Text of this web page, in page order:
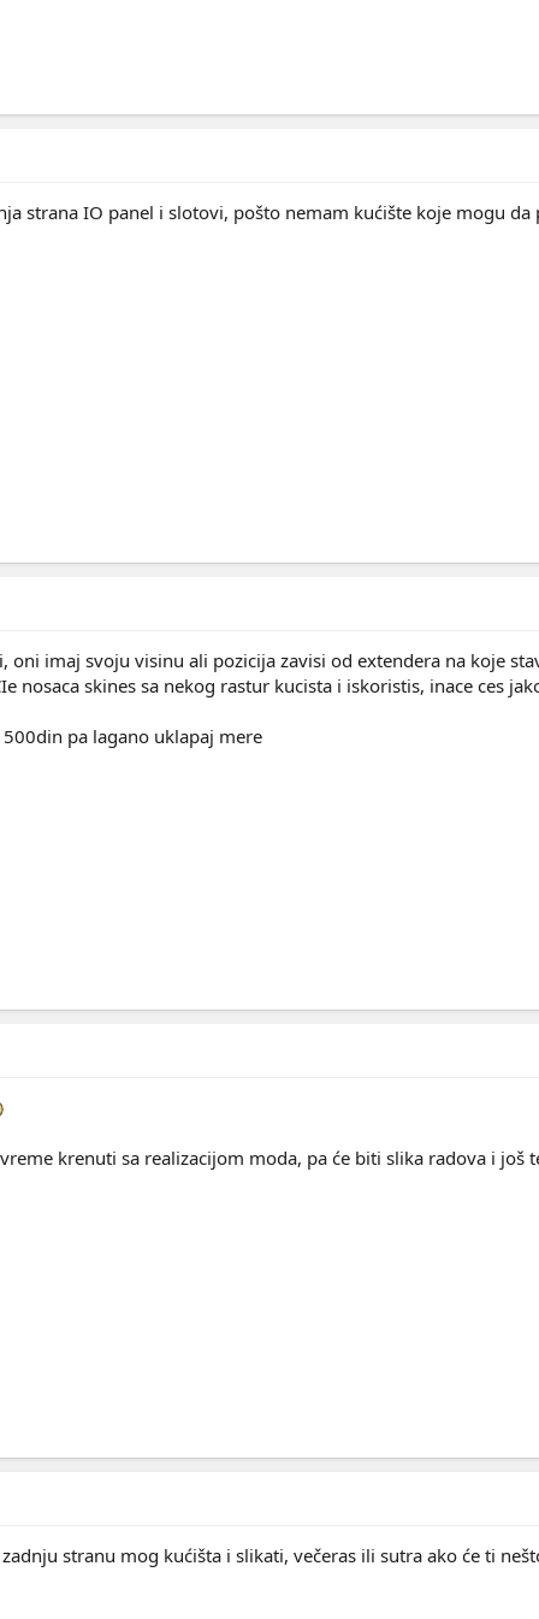
strana IO panel i slotovi, pošto nemam kućište koje mogu
oni imaj svoju visinu ali pozicija zavisi od extendera na koje
nosaca skines sa nekog rastur kucista i iskoristis, inace ces
pa lagano uklapaj mere
krenuti sa realizacijom moda, pa će biti slika radova i još
stranu mog kućišta i slikati, večeras ili sutra ako će ti